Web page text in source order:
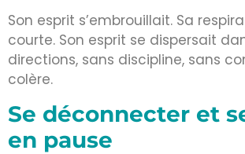
Son esprit s’embrouillait. Sa
courte. Son esprit se dispersait
directions, sans discipline, sans
colère.
Se déconnecter et
en pause